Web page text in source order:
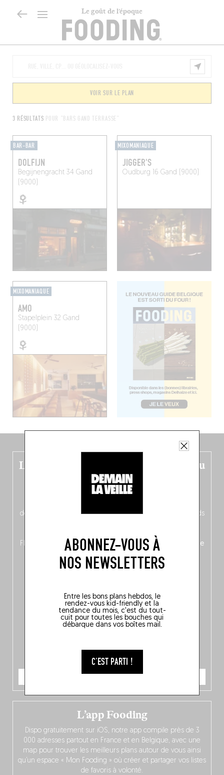
Le goût de l’époque
ABONNEZ-VOUS À
NOS NEWSLETTERS
Entre les bons plans hebdos, le
rendez-vous kid-friendly et la
tendance du mois, c'est du tout-
cuit pour toutes les bouches qui
débarque dans vos boîtes mail.
C'EST PARTI !
3 RÉSULTATS POUR "BARS GAND TERRASSE"
VOIR SUR LE PLAN
BAR-BAR
DOLFIJN
Begijnengracht 34 Gand
(9000)
MIXOMANIAQUE
JIGGER'S
Oudburg 16 Gand (9000)
MIXOMANIAQUE
AMO
Stapelplein 32 Gand
(9000)
Le nouveau guide Belgique est sorti du
four !
Dans ce quatrième opus bigoût (en français côté pile, en
découvrez
une partie mag « Nord-Zuid »
qui met les pieds
150 adresses flambant neuves
Flandre, à Bruxelles et en Wallonie, ainsi qu’un palmarès de
JE COMMANDE
L’app Fooding
Dispo gratuitement sur iOS, notre app compile près de 3
000 adresses partout en France et en Belgique, avec une
map pour trouver les meilleurs plans autour de vous ainsi
qu’un espace « Mon Fooding » où créer et partager vos listes
de favoris à volonté.